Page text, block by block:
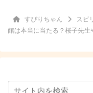
すぴりちゃん スピ
館は本当に当たる？桜子先生